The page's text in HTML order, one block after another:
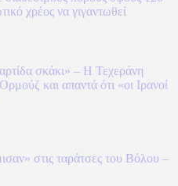
χρέος να γιγαντωθεί
σκάκι» – Η Τεχεράνη
και απαντά ότι «οι Ιρανοί
στις ταράτσες του Βόλου –